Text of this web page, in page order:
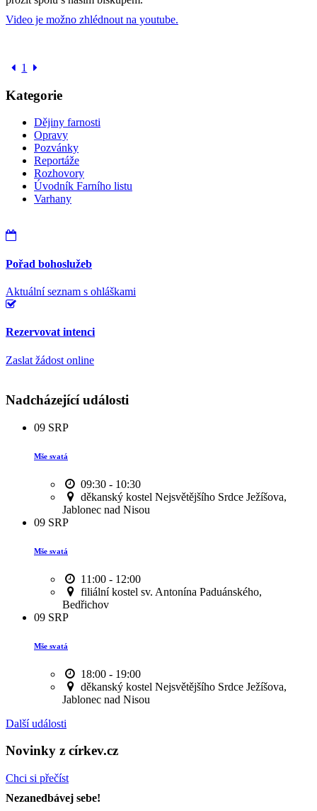
Video je možno zhlédnout na youtube.
1
Kategorie
Dějiny farnosti
Opravy
Pozvánky
Reportáže
Rozhovory
Úvodník Farního listu
Varhany
Pořad bohoslužeb
Aktuální seznam s ohláškami
Rezervovat intenci
Zaslat žádost online
Nadcházející události
09 SRP
Mše svatá
09:30 - 10:30
děkanský kostel Nejsvětějšího Srdce Ježíšova,
Jablonec nad Nisou
09 SRP
Mše svatá
11:00 - 12:00
filiální kostel sv. Antonína Paduánského,
Bedřichov
09 SRP
Mše svatá
18:00 - 19:00
děkanský kostel Nejsvětějšího Srdce Ježíšova,
Jablonec nad Nisou
Další události
Novinky z církev.cz
Chci si přečíst
Nezanedbávej sebe!